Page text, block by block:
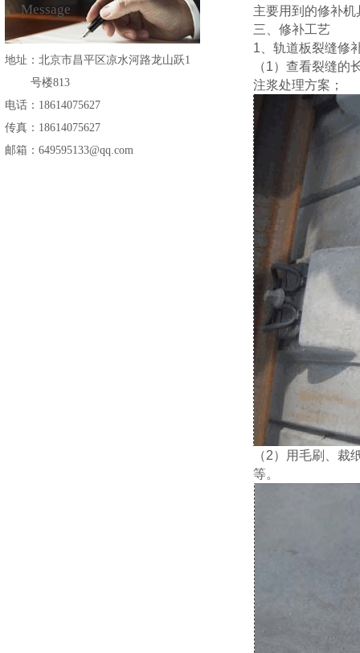
主要用到的修补
三、修补工艺
1、轨道板裂缝修
（1）查看裂缝的
注浆处理方案；
（2）用毛刷、裁
等。
Message
地址： 北京市昌平区凉水河路龙山跃1
号楼813
电话：18614075627
传真：18614075627
邮箱：649595133@qq.com